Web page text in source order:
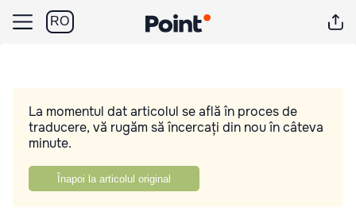
RO
La momentul dat articolul se află în proces de
traducere, vă rugăm să încercați din nou în câteva
minute.
Înapoi la articolul original